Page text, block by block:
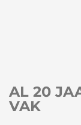
AL 20
VAK